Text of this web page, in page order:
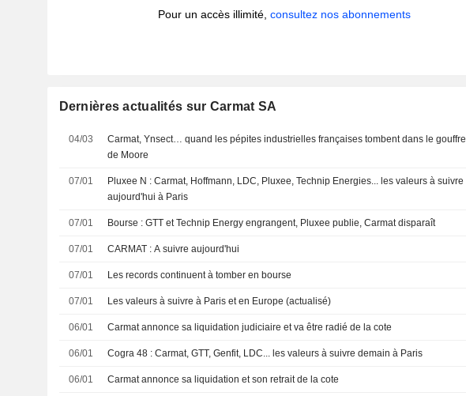
Pour un accès illimité,consultez nos abonnements
Dernières actualités sur Carmat SA
04/03
Carmat, Ynsect… quand les pépites industrielles françaises tombent dans le gouffre
de Moore
07/01
Pluxee N : Carmat, Hoffmann, LDC, Pluxee, Technip Energies... les valeurs à suivre
aujourd'hui à Paris
07/01 Bourse : GTT et Technip Energy engrangent, Pluxee publie, Carmat disparaît
07/01 CARMAT : A suivre aujourd'hui
07/01 Les records continuent à tomber en bourse
07/01 Les valeurs à suivre à Paris et en Europe (actualisé)
06/01 Carmat annonce sa liquidation judiciaire et va être radié de la cote
06/01 Cogra 48 : Carmat, GTT, Genfit, LDC... les valeurs à suivre demain à Paris
06/01 Carmat annonce sa liquidation et son retrait de la cote